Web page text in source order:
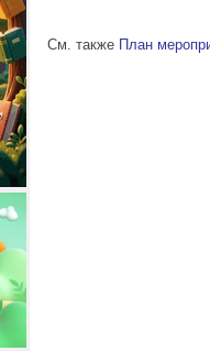
См. также План